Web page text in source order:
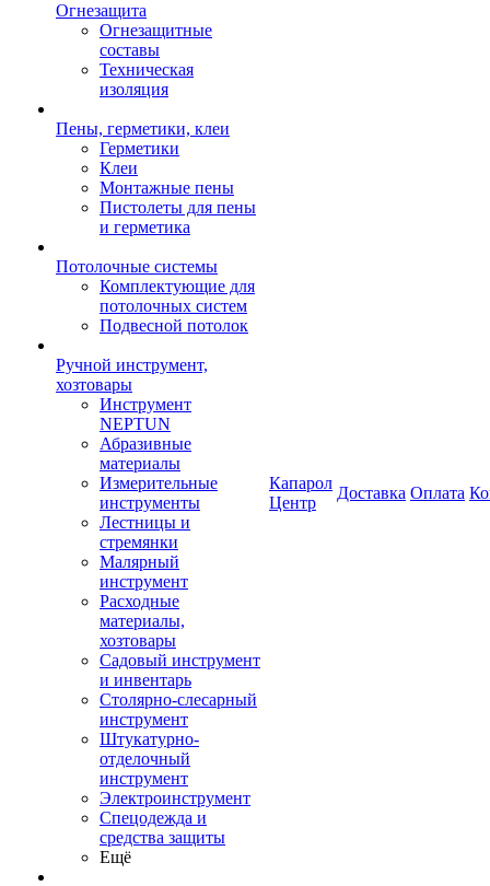
Огнезащита
Огнезащитные
составы
Техническая
изоляция
Пены, герметики, клеи
Герметики
Клеи
Монтажные пены
Пистолеты для пены
и герметика
Потолочные системы
Комплектующие для
потолочных систем
Подвесной потолок
Ручной инструмент,
хозтовары
Инструмент
NEPTUN
Абразивные
материалы
Измерительные
инструменты
Лестницы и
стремянки
Малярный
инструмент
Расходные
материалы,
хозтовары
Садовый инструмент
и инвентарь
Столярно-слесарный
инструмент
Штукатурно-
отделочный
инструмент
Электроинструмент
Спецодежда и
средства защиты
Ещё
Капарол
Центр
Доставка Оплата